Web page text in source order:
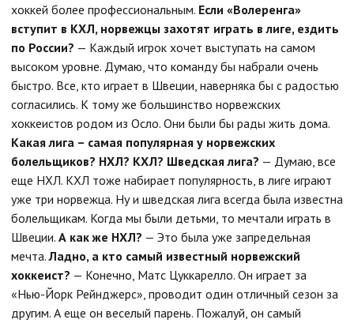
хоккей более профессиональным. Если «Волеренга»
вступит в КХЛ, норвежцы захотят играть в лиге, ездить
по России? — Каждый игрок хочет выступать на самом
высоком уровне. Думаю, что команду бы набрали очень
быстро. Все, кто играет в Швеции, наверняка бы с радостью
согласились. К тому же большинство норвежских
хоккеистов родом из Осло. Они были бы рады жить дома.
Какая лига – самая популярная у норвежских
болельщиков? НХЛ? КХЛ? Шведская лига? — Думаю, все
еще НХЛ. КХЛ тоже набирает популярность, в лиге играют
уже три норвежца. Ну и шведская лига всегда была известна
болельщикам. Когда мы были детьми, то мечтали играть в
Швеции. А как же НХЛ? — Это была уже запредельная
мечта.Ладно, а кто самый известный норвежский
хоккеист? — Конечно, Матс Цуккарелло. Он играет за
«Нью-Йорк Рейнджерс», проводит один отличный сезон за
другим. А еще он веселый парень. Пожалуй, он самый